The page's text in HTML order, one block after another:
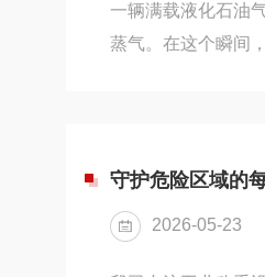
一辆满载液化石油
蒸气。在这个瞬间
爆到底防的是什么
燃气体或粉尘）、
静电摩擦火花、高
守护危险区域的
2026-05-23